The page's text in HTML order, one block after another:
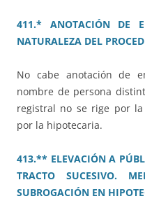
411.* ANOTACIÓN DE
NATURALEZA DEL
No cabe anotación de
nombre de persona
registral no se rige por
por la hipotecaria.
413.** ELEVACIÓN A
TRACTO SUCESIVO.
SUBROGACIÓN EN